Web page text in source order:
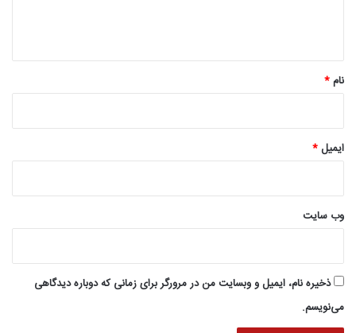
نام*
ایمیل *
وب‌ سایت
ذخیره نام، ایمیل و وبسایت من در مرورگر برای زمانی که دوباره دیدگاهی
می‌نویسم.